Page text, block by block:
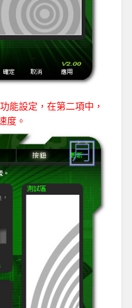
能設定，在第二項中，
度。